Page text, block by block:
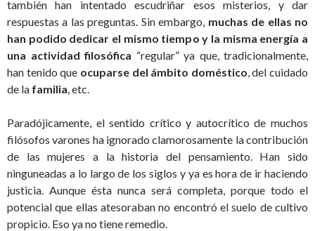
también han intentado escudriñar esos misterios, y dar
respuestas a las preguntas. Sin embargo, muchas de ellas no
han podido dedicar el mismo tiempo y la misma energía a
una actividad filosófica “regular” ya que, tradicionalmente,
han tenido que ocuparse del ámbito doméstico , del cuidado
de la familia , etc.
Paradójicamente, el sentido crítico y autocrítico de muchos
filósofos varones ha ignorado clamorosamente la contribución
de las mujeres a la historia del pensamiento. Han sido
ninguneadas a lo largo de los siglos y ya es hora de ir haciendo
justicia. Aunque ésta nunca será completa, porque todo el
potencial que ellas atesoraban no encontró el suelo de cultivo
propicio. Eso ya no tiene remedio.